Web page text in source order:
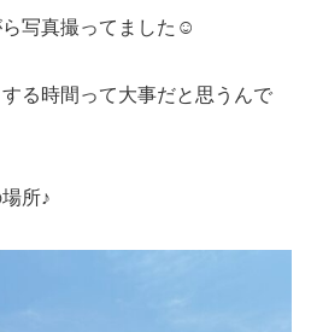
写真撮ってました☺️
る時間って大事だと思うんで
所♪